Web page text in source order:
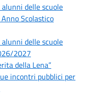
delle scuole
Scolastico
delle scuole
2027
della Lena”
incontri pubblici per